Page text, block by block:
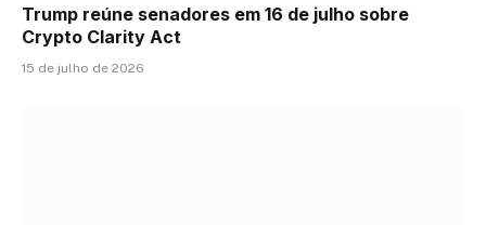
Trump reúne senadores em 16 de julho sobre
Crypto Clarity Act
15 de julho de 2026